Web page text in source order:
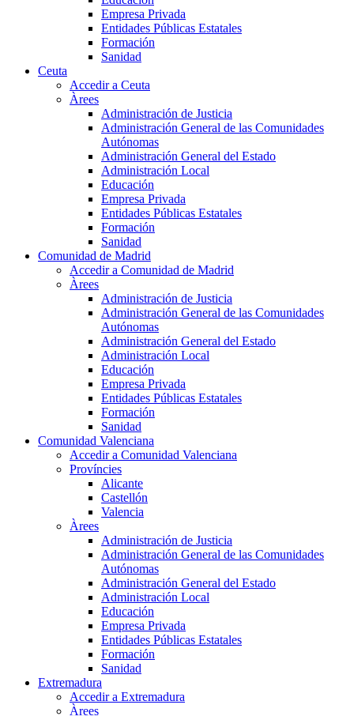
Empresa Privada
Entidades Públicas Estatales
Formación
Sanidad
Ceuta
Accedir a Ceuta
Àrees
Administración de Justicia
Administración General de las Comunidades
Autónomas
Administración General del Estado
Administración Local
Educación
Empresa Privada
Entidades Públicas Estatales
Formación
Sanidad
Comunidad de Madrid
Accedir a Comunidad de Madrid
Àrees
Administración de Justicia
Administración General de las Comunidades
Autónomas
Administración General del Estado
Administración Local
Educación
Empresa Privada
Entidades Públicas Estatales
Formación
Sanidad
Comunidad Valenciana
Accedir a Comunidad Valenciana
Províncies
Alicante
Castellón
Valencia
Àrees
Administración de Justicia
Administración General de las Comunidades
Autónomas
Administración General del Estado
Administración Local
Educación
Empresa Privada
Entidades Públicas Estatales
Formación
Sanidad
Extremadura
Accedir a Extremadura
Àrees